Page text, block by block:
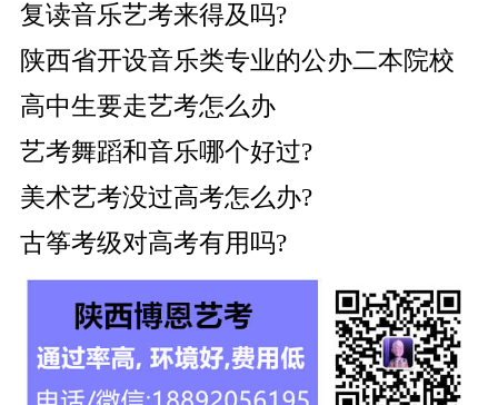
复读音乐艺考来得及吗?
陕西省开设音乐类专业的公办二本院校
高中生要走艺考怎么办
艺考舞蹈和音乐哪个好过?
美术艺考没过高考怎么办?
古筝考级对高考有用吗?